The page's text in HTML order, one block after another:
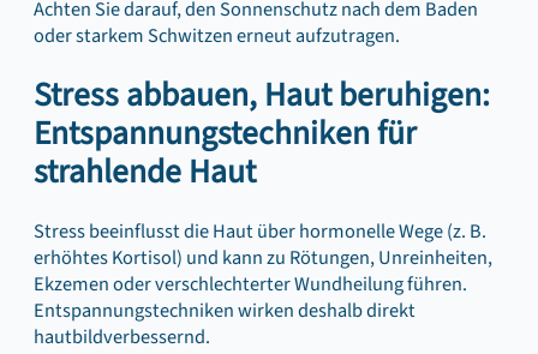
Achten Sie darauf, den Sonnenschutz nach dem Baden
oder starkem Schwitzen erneut aufzutragen.
Stress abbauen, Haut beruhigen:
Entspannungstechniken für
strahlende Haut
Stress beeinflusst die Haut über hormonelle Wege (z. B.
erhöhtes Kortisol) und kann zu Rötungen, Unreinheiten,
Ekzemen oder verschlechterter Wundheilung führen.
Entspannungstechniken wirken deshalb direkt
hautbildverbessernd.